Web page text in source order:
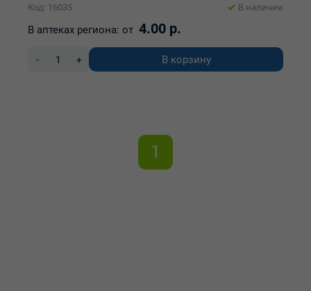
Код: 16035
В наличии
В аптеках региона: от 4.00 р.
- + В корзину
1